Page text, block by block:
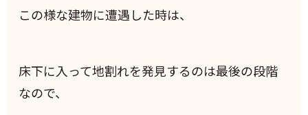
この様な建物に遭遇した時は、
床下に入って地割れを発見するのは最後の段階
なので、